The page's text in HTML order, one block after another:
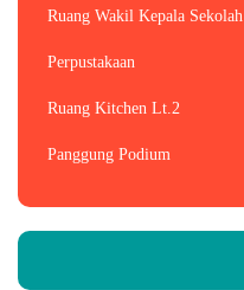
Ruang Wakil Kepala Sekolah
Perpustakaan
Ruang Kitchen Lt.2
Panggung Podium